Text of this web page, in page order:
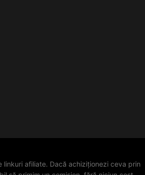
linkuri afiliate. Dacă achiziționezi ceva prin